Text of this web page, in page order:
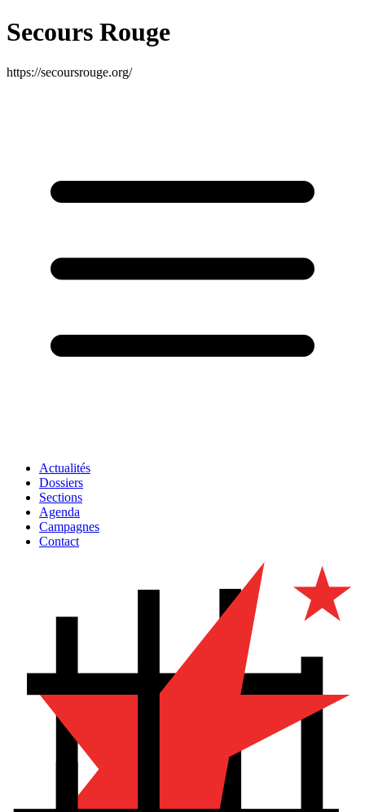
Secours Rouge
https://secoursrouge.org/
Actualités
Dossiers
Sections
Agenda
Campagnes
Contact